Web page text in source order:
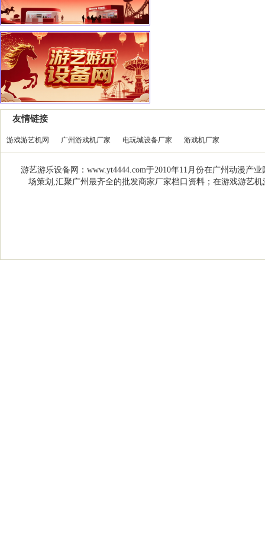
友情链接
游戏游艺机网 广州游戏机厂家 电玩城设备厂家 游戏机厂家
游艺游乐设备网：www.yt4444.com于2010年11月份在广州动漫
场策划,汇聚广州最齐全的批发商家厂家档口资料；在游戏游艺